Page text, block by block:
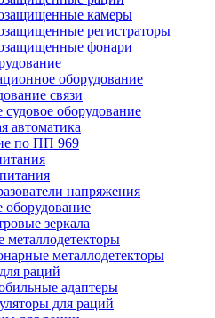
камеры
регистраторы
фонари
оборудование
связи
судовое оборудование
автоматика
по ПП 969
напряжения
оборудование
зеркала
металлодетекторы
металлодетекторы
раций
адаптеры
для раций